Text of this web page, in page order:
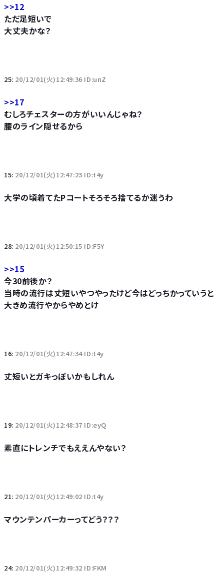
>>12
ただ足短いで
大丈夫かな？
25: 20/12/01(火)12:49:36 ID:unZ
>>17
むしろチェスターの方がいいんじゃね？
腰のライン隠せるから
15: 20/12/01(火)12:47:23 ID:t4y
大学の頃着てたPコートそろそろ捨てるか迷うわ
28: 20/12/01(火)12:50:15 ID:F5Y
>>15
今30前後か？
当時の流行は丈短いやつやったけど今はどっちかっていうと
大きめ流行やからやめとけ
16: 20/12/01(火)12:47:34 ID:t4y
丈短いとガキっぽいかもしれん
19: 20/12/01(火)12:48:37 ID:eyQ
素直にトレンチでもええんやない？
21: 20/12/01(火)12:49:02 ID:t4y
マウンテンパーカーってどう？？？
24: 20/12/01(火)12:49:32 ID:FKM